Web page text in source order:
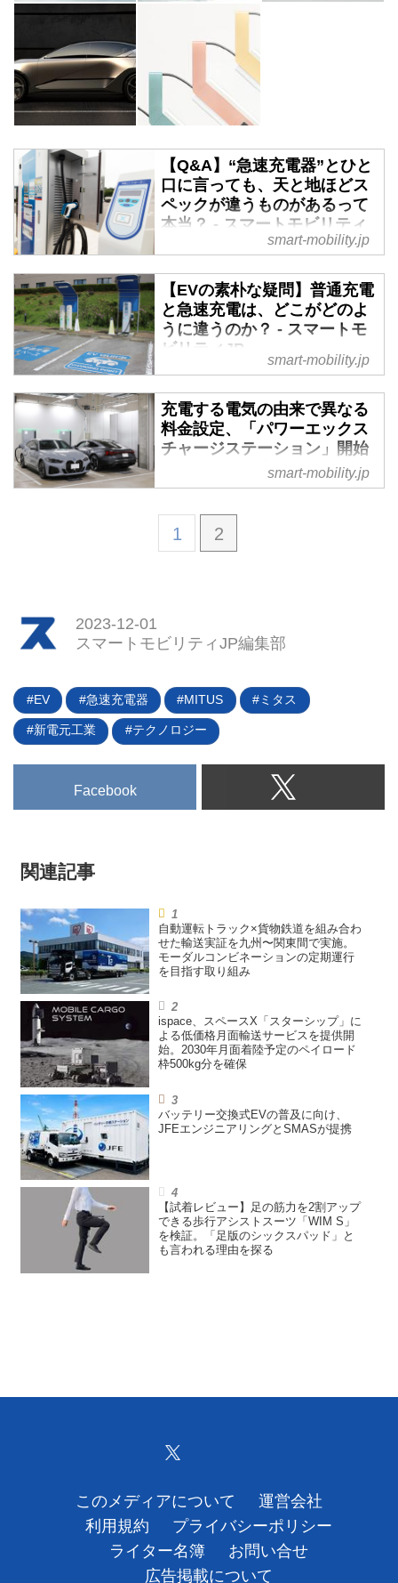
【Q&A】“急速充電器”とひと
口に言っても、天と地ほどス
ペックが違うものがあるって
本当？ - スマートモビリティ
日本国内に設置されている急速充
電器は、いわゆるCHAdeMO（チ
ャデモ）規格で統一されており、
車両メーカーや機器メーカーが異
なっていても使用できる（独自規
格のテスラ車はアダプターを装
着）。現状はCHAdeMO1.0と1.2
が混在しているが、これからどう
なっていくのだろうか。
smart-mobility.jp
【EVの素朴な疑問】普通充電
と急速充電は、どこがどのよ
うに違うのか？ - スマートモ
ビリティJP
EVは給油のためにガソリンスタ
ンドへ行く必要はないが、充電を
しなければならない。それはどこ
でどうやってするのか。そもそも
普通充電と急速充電というふたつ
の方法があるとのことだが、これ
問に答えます。（タイトル写真は
左が普通充電器、右が急速充電
smart-mobility.jp
充電する電気の由来で異なる
料金設定、「パワーエックス
チャージステーション」開始
- スマートモビリティJP
が増えてきた一方で、既存の急速
充電インフラではそのポテンシャ
るオーナーも少なくない。そんな
た。（タイトル写真は目黒セント
ラルスクエアに開設されたパワー
エックスのチャージステーショ
ン）
smart-mobility.jp
1 2
2023-12-01
スマートモビリティJP編集部
EV 急速充電器 MITUS ミタス
新電元工業 テクノロジー
Facebook
関連記事
自動運転トラック×貨物鉄道を組み合わ
せた輸送実証を九州〜関東間で実施。
モーダルコンビネーションの定期運行
を目指す取り組み
ispace、スペースX「スターシップ」に
よる低価格月面輸送サービスを提供開
始。2030年月面着陸予定のペイロード
枠500kg分を確保
バッテリー交換式EVの普及に向け、
JFEエンジニアリングとSMASが提携
【試着レビュー】足の筋力を2割アップ
できる歩行アシストスーツ「WIM S」
を検証。「足版のシックスパッド」と
も言われる理由を探る
このメディアについて
運営会社
利用規約
プライバシーポリシー
ライター名簿
お問い合せ
広告掲載について